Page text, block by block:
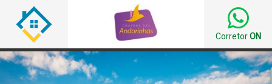
CorretorON